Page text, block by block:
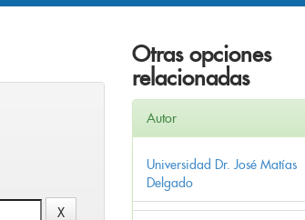
Otras opciones
relacionadas
Autor
Universidad Dr. José Matías
Delgado